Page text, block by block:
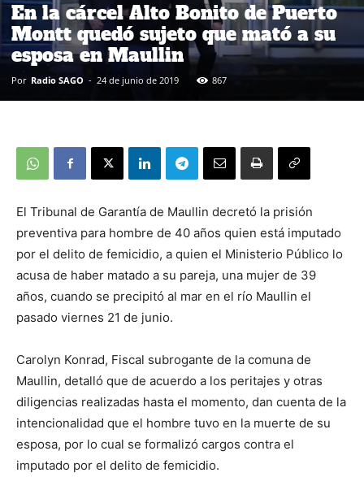
En la cárcel Alto Bonito de Puerto
Montt quedó sujeto que mató a su
esposa en Maullin
Por Radio SAGO - 24 de junio de 2019 867
El Tribunal de Garantía de Maullin decretó la prisión
preventiva para hombre de 40 años quien está imputado
por el delito de femicidio, a quien el Ministerio Público lo
acusa de haber matado a su pareja, una mujer de 39
años, cuando se precipitó al mar en el río Maullin el
pasado viernes 21 de junio.
Carolyn Konrad, Fiscal subrogante de la comuna de
Maullin, detalló que de acuerdo a los peritajes y otras
diligencias realizadas hasta el momento, dan cuenta de la
intencionalidad que el hombre tuvo en la muerte de su
esposa, por lo cual se formalizó cargos contra el
imputado por el delito de femicidio.